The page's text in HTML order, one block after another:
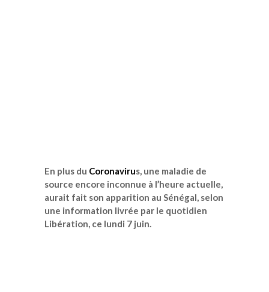
En plus du Coronavirus, une maladie de
source encore inconnue à l’heure actuelle,
aurait fait son apparition au Sénégal, selon
une information livrée par le quotidien
Libération, ce lundi 7 juin.